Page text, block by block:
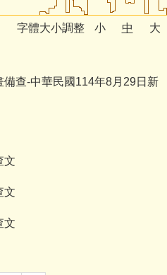
字體大小調整 小 中
大
查-中華民國114年8月29日新
文
文
文